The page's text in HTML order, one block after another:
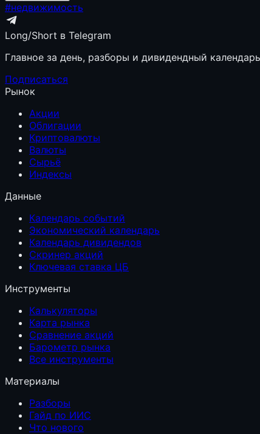
#недвижимость
Long/Short в Telegram
Главное за день, разборы и дивидендный
Подписаться
Рынок
Акции
Облигации
Криптовалюты
Валюты
Сырьё
Индексы
Данные
Календарь событий
Экономический календарь
Календарь дивидендов
Скринер акций
Ключевая ставка ЦБ
Инструменты
Калькуляторы
Карта рынка
Сравнение акций
Барометр рынка
Все инструменты
Материалы
Разборы
Гайд по ИИС
Что нового